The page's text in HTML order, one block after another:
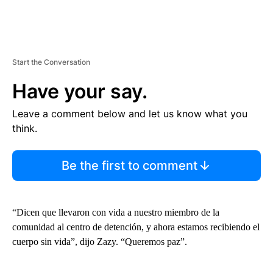
Start the Conversation
Have your say.
Leave a comment below and let us know what you
think.
Be the first to comment
“Dicen que llevaron con vida a nuestro miembro de la
comunidad al centro de detención, y ahora estamos recibiendo el
cuerpo sin vida”, dijo Zazy. “Queremos paz”.